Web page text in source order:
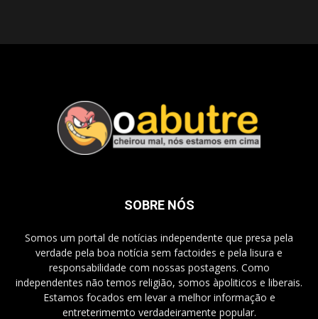
SOBRE NÓS
Somos um portal de notícias independente que presa pela
verdade pela boa notícia sem factoides e pela lisura e
responsabilidade com nossas postagens. Como
independentes não temos religião, somos àpoliticos e liberais.
Estamos focados em levar a melhor informação e
entreterimemto verdadeiramente popular.